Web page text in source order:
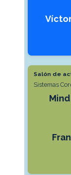
Salón de
Sistemas